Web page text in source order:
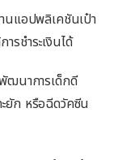
นแอปพลิเคชันเป๋า
รชำระเงินได้
ฒนาการเด็กดี
ยัก หรือฉีดวัคซีน